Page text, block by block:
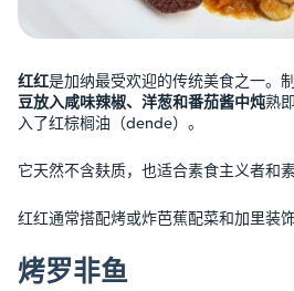
红红是加纳最受欢迎的传统美食之一。
豆放入咸味辣椒、洋葱和番茄酱中炖熟
入了红棕榈油（dende）。
它天然不含麸质，也适合素食主义者和素
红红通常搭配烤或炸芭蕉配菜和加里装饰
烤罗非鱼